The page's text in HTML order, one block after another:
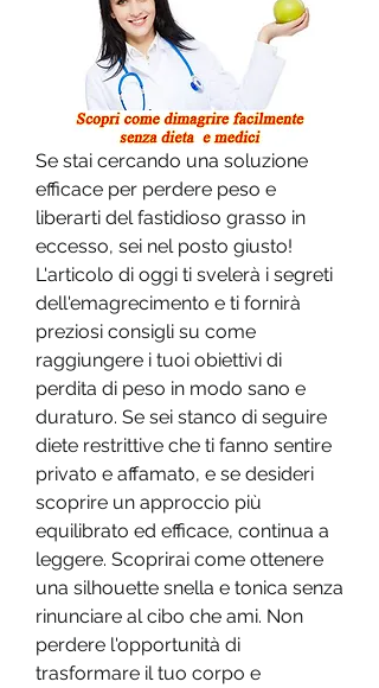
Se stai cercando una soluzione
efficace per perdere peso e
liberarti del fastidioso grasso in
eccesso, sei nel posto giusto!
L'articolo di oggi ti svelerà i segreti
dell'emagrecimento e ti fornirà
preziosi consigli su come
raggiungere i tuoi obiettivi di
perdita di peso in modo sano e
duraturo. Se sei stanco di seguire
diete restrittive che ti fanno sentire
privato e affamato, e se desideri
scoprire un approccio più
equilibrato ed efficace, continua a
leggere. Scoprirai come ottenere
una silhouette snella e tonica senza
rinunciare al cibo che ami. Non
perdere l'opportunità di
trasformare il tuo corpo e